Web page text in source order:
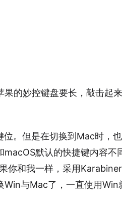
的妙控键盘要长，敲击起
。但是在切换到Mac时，
默认的快捷键内容不
你和我一样，采用
与Mac了，一直使用Win